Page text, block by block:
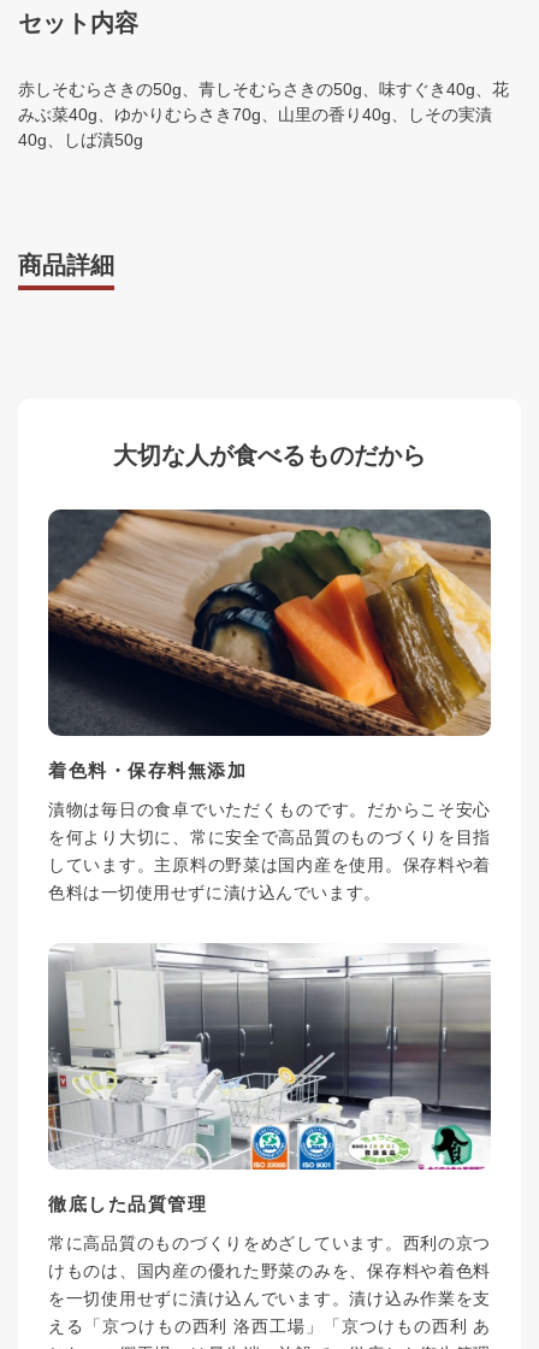
セット内容
赤しそむらさきの50g、青しそむらさきの50g、味すぐき40g、花
みぶ菜40g、ゆかりむらさき70g、山里の香り40g、しその実漬
40g、しば漬50g
商品詳細
大切な人が食べるものだから
着色料・保存料無添加
漬物は毎日の食卓でいただくものです。だからこそ安心
を何より大切に、常に安全で高品質のものづくりを目指
しています。主原料の野菜は国内産を使用。保存料や着
色料は一切使用せずに漬け込んでいます。
徹底した品質管理
常に高品質のものづくりをめざしています。西利の京つ
けものは、国内産の優れた野菜のみを、保存料や着色料
を一切使用せずに漬け込んでいます。漬け込み作業を支
える「京つけもの西利 洛西工場」「京つけもの西利 あ